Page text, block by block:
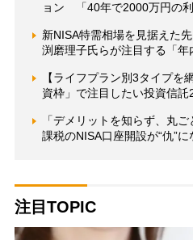
ョン 「40年で2000万円の
新NISA特需相場を見据えた
渕磨理子氏らが注目する「年
【ライフプラン別3タイプを
資枠」で注目したい投資信託
「デメリットを知らず、丸
課税のNISA口座開設が“仇”
注目TOPIC